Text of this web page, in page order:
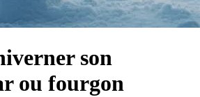
son
ou fourgon